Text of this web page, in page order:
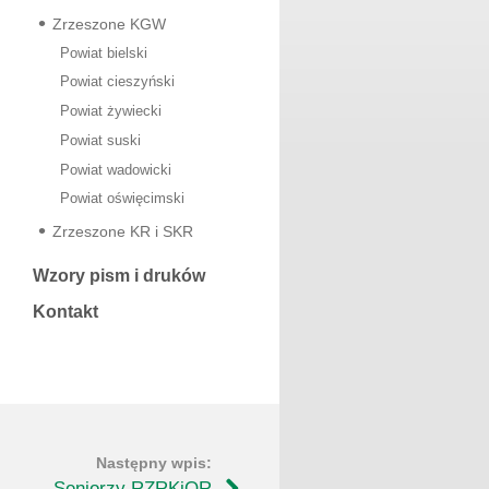
Zrzeszone KGW
Powiat bielski
Powiat cieszyński
Powiat żywiecki
Powiat suski
Powiat wadowicki
Powiat oświęcimski
Zrzeszone KR i SKR
Wzory pism i druków
Kontakt